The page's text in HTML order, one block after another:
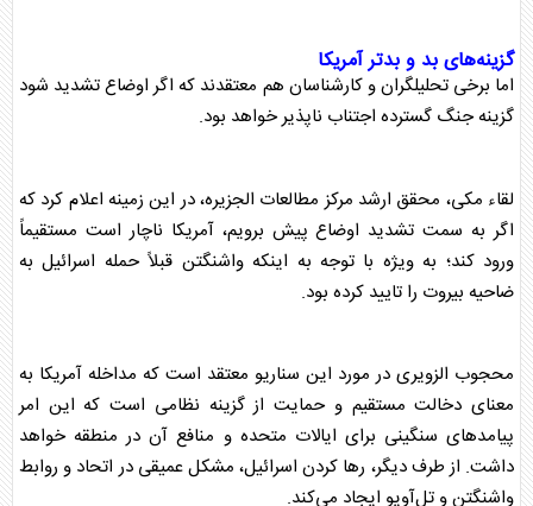
گزینه‌های بد و بدتر آمریکا
اما برخی تحلیلگران و کارشناسان هم معتقدند که اگر اوضاع تشدید شود
گزینه جنگ گسترده اجتناب ناپذیر خواهد بود.
لقاء مکی، محقق ارشد مرکز مطالعات الجزیره، در این زمینه اعلام کرد که
اگر به سمت تشدید اوضاع پیش برویم، آمریکا ناچار است مستقیماً
ورود کند؛ به ویژه با توجه به اینکه واشنگتن قبلاً حمله اسرائیل به
ضاحیه بیروت را تایید کرده بود.
محجوب الزویری در مورد این سناریو معتقد است که مداخله آمریکا به
معنای دخالت مستقیم و حمایت از گزینه نظامی است که این امر
پیامدهای سنگینی برای ایالات متحده و منافع آن در منطقه خواهد
داشت. از طرف دیگر، رها کردن اسرائیل، مشکل عمیقی در اتحاد و روابط
واشنگتن و تل‌آویو ایجاد می‌کند.